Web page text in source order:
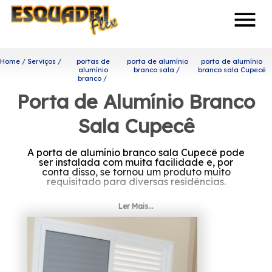
menu
Home Serviços
portas de
alumínio
branco
porta de alumínio
branco sala
porta de alumínio
branco sala Cupecê
Porta de Alumínio Branco
Sala Cupecê
A porta de alumínio branco sala Cupecê pode
ser instalada com muita facilidade e, por
conta disso, se tornou um produto muito
requisitado para diversas residências.
À procura de porta de
alumínio branco sala Cupecê?
Tendo a sua organização focada nos
resultados positivos e na segurança, a
Esquadriflex é capaz de garantir o melhor
Ler Mais...